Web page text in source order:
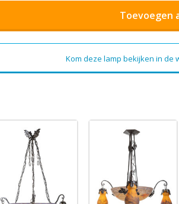
Toevoegen
Kom deze lamp bekijken in de